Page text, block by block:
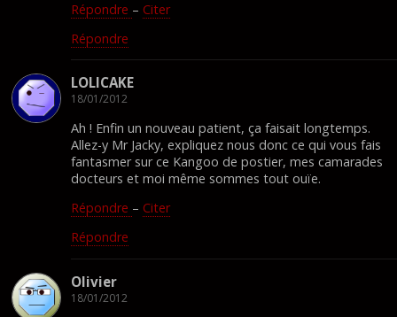
Répondre – Citer
Répondre
LOLICAKE
18/01/2012
Ah ! Enfin un nouveau patient, ça faisait longtemps.
Allez-y Mr Jacky, expliquez nous donc ce qui vous fais
fantasmer sur ce Kangoo de postier, mes camarades
docteurs et moi même sommes tout ouïe.
Répondre – Citer
Répondre
Olivier
18/01/2012